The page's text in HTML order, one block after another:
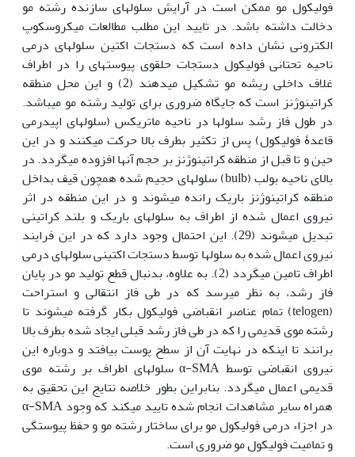
فولیکول مو ممکن است در آرایش سلولهای سازنده رشته مو
دخالت داشته باشد. در تایید این مطلب مطالعات میکروسکوپ
الکترونی نشان داده است که دستجات اکتین سلولهای درمی
ناحیه تحتانی فولیکول دستجات حلقوی پیوسته‏ای را در اطراف
غلاف داخلی ریشه مو تشکیل می‏دهند (2) و این محل منطقه
کراتینوژنز است که جایگاه ضروری برای تولید رشته مو می‏باشد.
در طول فاز رشد سلولها در ناحیه ماتریکس (سلولهای اپیدرمی
قاعدۀ فولیکول) پس از تکثیر بطرف بالا حرکت می‏کنند و در این
حین و تا قبل از منطقه کراتینوژنز بر حجم آنها افزوده می‏گردد. در
بالای ناحیه بولب (bulb) سلولهای حجیم شده همچون قیف بداخل
منطقه کراتینوژنز باریک رانده می‏شوند و در این منطقه در اثر
نیروی اعمال شده از اطراف به سلولهای باریک و بلند کراتینی
تبدیل می‏شوند (29). این احتمال وجود دارد که در این فرایند
نیروی اعمال شده به سلولها توسط دستجات اکتینی سلولهای درمی
اطراف تامین می‏گردد (2). به علاوه، بدنبال قطع تولید مو در پایان
فاز رشد، به نظر می‏رسد که در طی فاز انتقالی و استراحت
(telogen) تمام عناصر انقباضی فولیکول بکار گرفته می‏شوند تا
رشته موی قدیمی را که در طی فاز رشد قبلی ایجاد شده بطرف بالا
برانند تا اینکه در نهایت آن از سطح پوست بیافتد و دوباره این
نیروی انقباضی توسط α-SMA سلولهای اطراف بر رشته موی
قدیمی اعمال می‏گردد. بنابراین بطور خلاصه نتایج این تحقیق به
همراه سایر مشاهدات انجام شده تایید می‏کند که وجود α-SMA
در اجزاء درمی فولیکول مو برای ساختار رشته مو و حفظ پیوستگی
و تمامیت فولیکول مو ضروری است.